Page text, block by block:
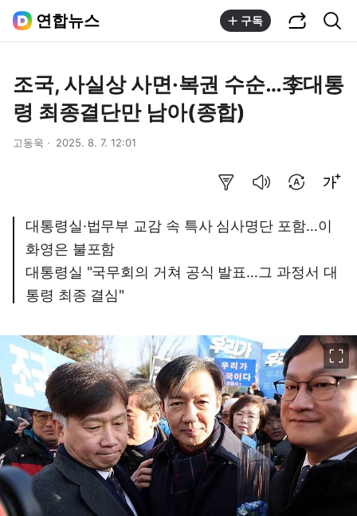
연합뉴스 구독
조국, 사실상 사면·복권 수순…李대통
령 최종결단만 남아(종합)
고동욱 2025. 8. 7. 12:01
대통령실·법무부 교감 속 특사 심사명단 포함…이
화영은 불포함
대통령실 "국무회의 거쳐 공식 발표…그 과정서 대
통령 최종 결심"